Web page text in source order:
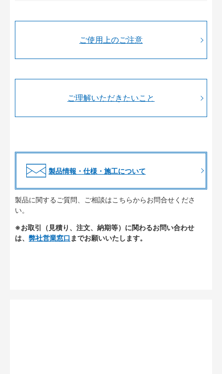
ご使用上のご注意
ご理解いただきたいこと
製品情報・仕様・施工について
製品に関するご質問、ご相談はこちらからお問合せくださ
い。
※お取引（見積り、注文、納期等）に関わるお問い合わせ
は、 弊社営業窓口 までお願いいたします。